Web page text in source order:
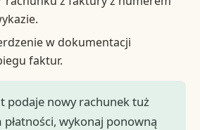
w dokumentacji
faktur.
podaje nowy rachunek tuż
wykonaj ponowną